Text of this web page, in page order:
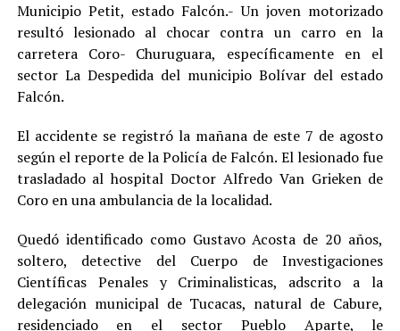
Municipio Petit, estado Falcón.- Un joven motorizado
resultó lesionado al chocar contra un carro en la
carretera Coro- Churuguara, específicamente en el
sector La Despedida del municipio Bolívar del estado
Falcón.
El accidente se registró la mañana de este 7 de agosto
según el reporte de la Policía de Falcón. El lesionado fue
trasladado al hospital Doctor Alfredo Van Grieken de
Coro en una ambulancia de la localidad.
Quedó identificado como Gustavo Acosta de 20 años,
soltero, detective del Cuerpo de Investigaciones
Científicas Penales y Criminalisticas, adscrito a la
delegación municipal de Tucacas, natural de Cabure,
residenciado en el sector Pueblo Aparte, le